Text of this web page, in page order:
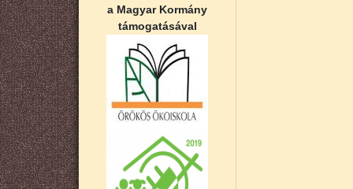
a Magyar Kormány
támogatásával